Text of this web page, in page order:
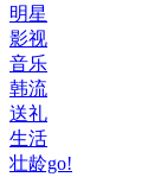
明星
影视
音乐
韩流
送礼
生活
壮龄go!